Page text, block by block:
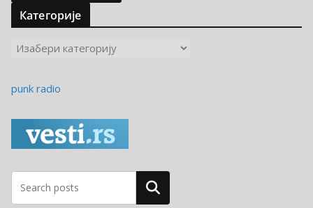
Категорије
е
р
punk radio
Pretraga